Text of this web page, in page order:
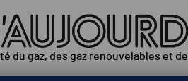
du gaz, des gaz renouvelables et